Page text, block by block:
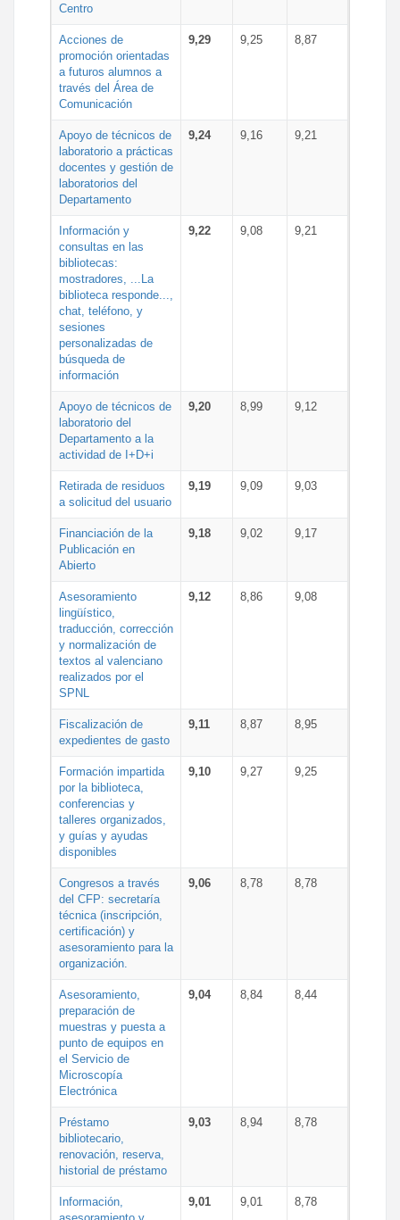
Centro
Acciones de
promoción orientadas
a futuros alumnos a
través del Área de
Comunicación
9,29 9,25 8,87
Apoyo de técnicos de
laboratorio a prácticas
docentes y gestión de
laboratorios del
Departamento
9,24 9,16 9,21
Información y
consultas en las
bibliotecas:
mostradores, ...La
biblioteca responde...,
chat, teléfono, y
sesiones
personalizadas de
búsqueda de
información
9,22 9,08 9,21
Apoyo de técnicos de
laboratorio del
Departamento a la
actividad de I+D+i
9,20 8,99 9,12
Retirada de residuos
a solicitud del usuario
9,19 9,09 9,03
Financiación de la
Publicación en
Abierto
9,18 9,02 9,17
Asesoramiento
lingüístico,
traducción, corrección
y normalización de
textos al valenciano
realizados por el
SPNL
9,12 8,86 9,08
Fiscalización de
expedientes de gasto
9,11 8,87 8,95
Formación impartida
por la biblioteca,
conferencias y
talleres organizados,
y guías y ayudas
disponibles
9,10 9,27 9,25
Congresos a través
del CFP: secretaría
técnica (inscripción,
certificación) y
asesoramiento para la
organización.
9,06 8,78 8,78
Asesoramiento,
preparación de
muestras y puesta a
punto de equipos en
el Servicio de
Microscopía
Electrónica
9,04 8,84 8,44
Préstamo
bibliotecario,
renovación, reserva,
historial de préstamo
9,03 8,94 8,78
Información,
asesoramiento y
9,01 9,01 8,78